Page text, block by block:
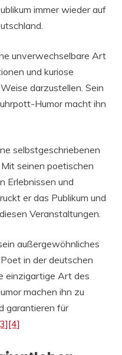
immer wieder auf
unverwechselbare Art
und kuriose
darzustellen. Sein
Humor macht ihn
selbstgeschriebenen
seinen poetischen
Erlebnissen und
er das Publikum und
Veranstaltungen.
außergewöhnliches
in der deutschen
einzigartige Art des
machen ihn zu
garantieren für
[4]